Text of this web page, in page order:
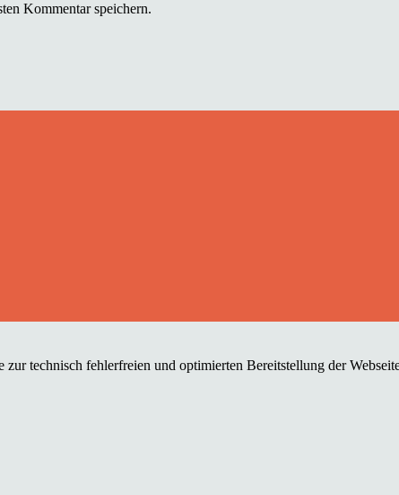
Kommentar speichern.
technisch fehlerfreien und optimierten Bereitstellung der